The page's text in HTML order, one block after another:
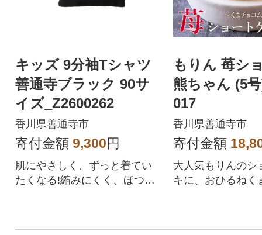
キッズ 9分袖Tシャツ
善通寺ブラック 90サ
イズ_Z2600262
香川県善通寺市
寄付金額 9,300円
肌にやさしく、ずっと着てい
たくなる!縮みにくく、ほつれ
もりん 苺シ
熊ちゃん (5
017
香川県善通寺市
寄付金額
大人気もりんのシ
キに、おひるねく